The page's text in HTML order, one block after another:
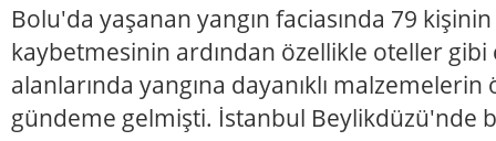
Bolu'da yaşanan yangın faciasında 79 kişinin
kaybetmesinin ardından özellikle oteller gibi
alanlarında yangına dayanıklı
gündeme gelmişti. İstanbul Beylikdüzü'nde